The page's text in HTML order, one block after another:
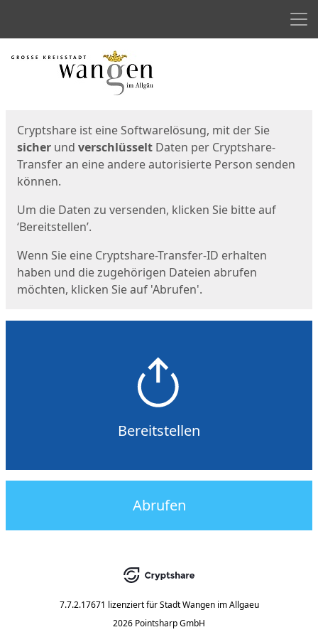
Start
Cryptshare ist eine Softwarelösung, mit der Sie
sicher und verschlüsselt Daten per Cryptshare-
Transfer an eine andere autorisierte Person senden
können.
Um die Daten zu versenden, klicken Sie bitte auf
‘Bereitstellen’.
Wenn Sie eine Cryptshare-Transfer-ID erhalten
haben und die zugehörigen Dateien abrufen
möchten, klicken Sie auf 'Abrufen'.
Bereitstellen
Abrufen
7.7.2.17671 lizenziert für Stadt Wangen im Allgaeu
2026 Pointsharp GmbH